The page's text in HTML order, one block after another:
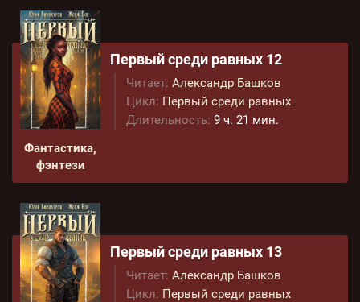
Фантастика,
фэнтези
Первый среди равных 12
Читает: Александр Башков
Цикл: Первый среди равных
Длительность: 9 ч. 21 мин.
Первый среди равных 13
Читает: Александр Башков
Цикл: Первый среди равных